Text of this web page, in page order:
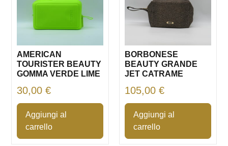
AMERICAN
TOURISTER BEAUTY
GOMMA VERDE LIME
30,00€
Aggiungi al
carrello
BORBONESE
BEAUTY GRANDE
JET CATRAME
105,00 €
Aggiungi al
carrello